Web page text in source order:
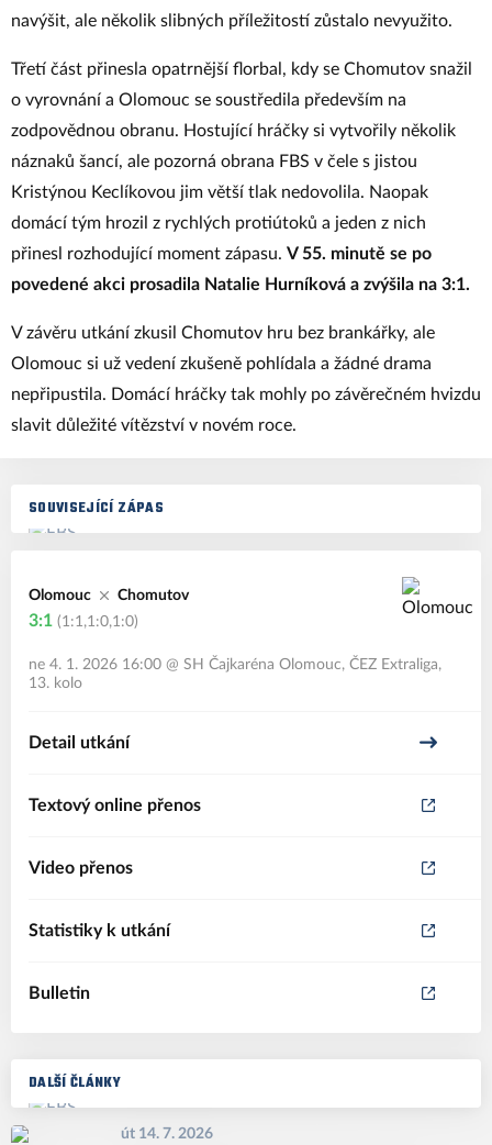
SOUVISEJÍCÍ ZÁPAS
Olomouc Chomutov
3:1 (1:1,1:0,1:0)
ne 4. 1. 2026 16:00 @ SH Čajkaréna Olomouc, ČEZ Extraliga,
13. kolo
Detail utkání
Textový online přenos
Video přenos
Statistiky k utkání
Bulletin
DALŠÍ ČLÁNKY
út 14. 7. 2026
navýšit, ale několik slibných příležitostí zůstalo nevyužito.
Třetí část přinesla opatrnější florbal, kdy se Chomutov snažil
o vyrovnání a Olomouc se soustředila především na
zodpovědnou obranu. Hostující hráčky si vytvořily několik
náznaků šancí, ale pozorná obrana FBS v čele s jistou
Kristýnou Keclíkovou jim větší tlak nedovolila. Naopak
domácí tým hrozil z rychlých protiútoků a jeden z nich
přinesl rozhodující moment zápasu. V 55. minutě se po
povedené akci prosadila Natalie Hurníková a zvýšila na 3:1.
V závěru utkání zkusil Chomutov hru bez brankářky, ale
Olomouc si už vedení zkušeně pohlídala a žádné drama
nepřipustila. Domácí hráčky tak mohly po závěrečném hvizdu
slavit důležité vítězství v novém roce.